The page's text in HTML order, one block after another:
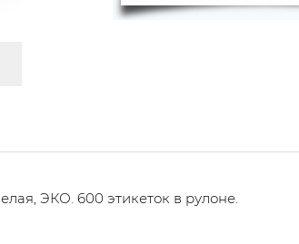
ЭКО. 600 этикеток в рулоне.